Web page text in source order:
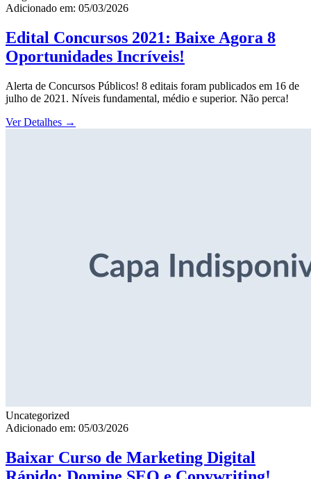
Adicionado em: 05/03/2026
Edital Concursos 2021: Baixe Agora 8
Oportunidades Incríveis!
Alerta de Concursos Públicos! 8 editais foram publicados em 16 de
julho de 2021. Níveis fundamental, médio e superior. Não perca!
Ver Detalhes →
Uncategorized
Adicionado em: 05/03/2026
Baixar Curso de Marketing Digital